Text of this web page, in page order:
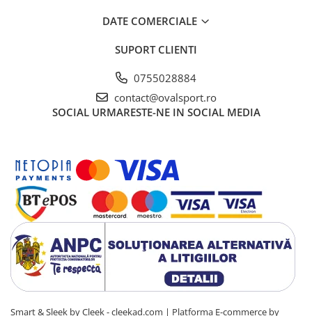
DATE COMERCIALE
SUPORT CLIENTI
0755028884
contact@ovalsport.ro
SOCIAL URMARESTE-NE IN SOCIAL MEDIA
Smart & Sleek by Cleek - cleekad.com | Platforma E-commerce by